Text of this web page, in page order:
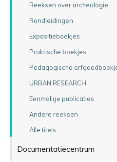
Reeksen over archeologie
Rondleidingen
Expositieboekjes
Praktische boekjes
Pedagogische
URBAN RESEARCH
Eenmalige publicaties
Andere reeksen
Alle titels
Documentatiecentrum